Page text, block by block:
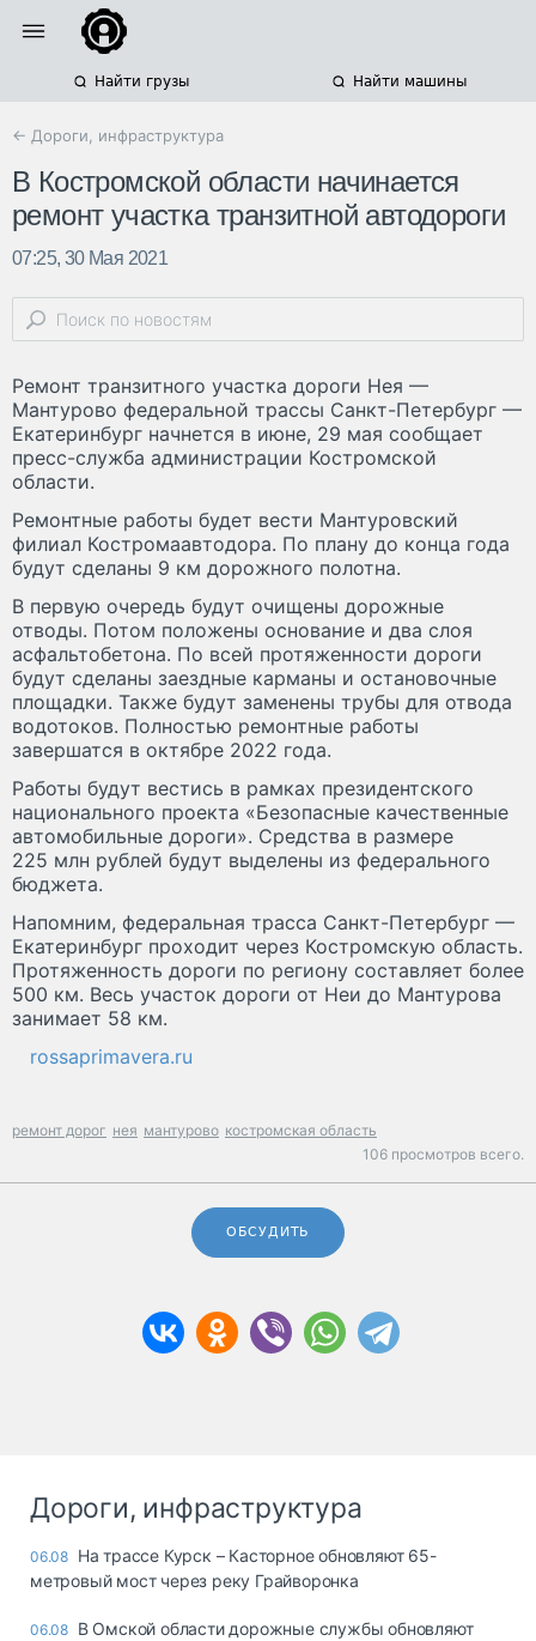
Найти грузы Найти машины
← Дороги, инфраструктура
В Костромской области начинается
ремонт участка транзитной автодороги
07:25, 30 Мая 2021
Ремонт транзитного участка дороги Нея —
Мантурово федеральной трассы Санкт-Петербург —
Екатеринбург начнется в июне, 29 мая сообщает
пресс-служба администрации Костромской
области.
Ремонтные работы будет вести Мантуровский
филиал Костромаавтодора. По плану до конца года
будут сделаны 9 км дорожного полотна.
В первую очередь будут очищены дорожные
отводы. Потом положены основание и два слоя
асфальтобетона. По всей протяженности дороги
будут сделаны заездные карманы и остановочные
площадки. Также будут заменены трубы для отвода
водотоков. Полностью ремонтные работы
завершатся в октябре 2022 года.
Работы будут вестись в рамках президентского
национального проекта «Безопасные качественные
автомобильные дороги». Средства в размере
225 млн рублей будут выделены из федерального
бюджета.
Напомним, федеральная трасса Санкт-Петербург —
Екатеринбург проходит через Костромскую область.
Протяженность дороги по региону составляет более
500 км. Весь участок дороги от Неи до Мантурова
занимает 58 км.
rossaprimavera.ru
ремонт дорог нея мантурово костромская область
106 просмотров всего.
ОБСУДИТЬ
Дороги, инфраструктура
06.08 На трассе Курск – Касторное обновляют 65-
метровый мост через реку Грайворонка
06.08 В Омской области дорожные службы обновляют